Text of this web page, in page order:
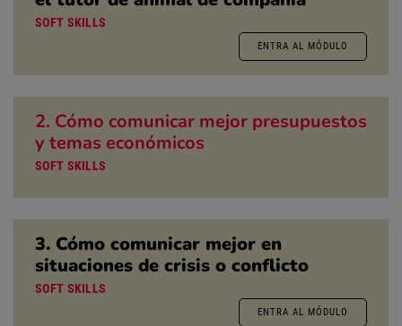
SOFT SKILLS
ENTRA AL MÓDULO
2. Cómo comunicar mejor presupuestos
y temas económicos
SOFT SKILLS
3. Cómo comunicar mejor en
situaciones de crisis o conflicto
SOFT SKILLS
ENTRA AL MÓDULO